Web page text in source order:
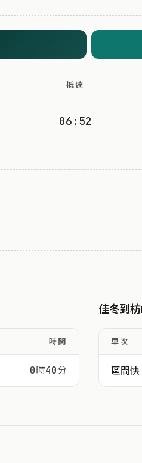
抵達
06:52
時間
0時40分
佳冬到
車次
區間快